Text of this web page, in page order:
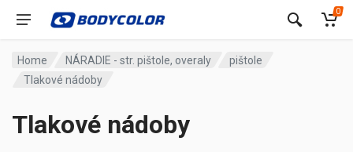
0
Home NÁRADIE - str. pištole, overaly
pištole
Tlakové nádoby
Tlakové nádoby